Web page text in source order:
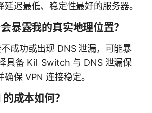
延迟最低、稳定性最好的服务器。
暴露我的真实地理位置？
成功或出现 DNS 泄漏，可能暴
具备 Kill Switch 与 DNS 泄漏保
保 VPN 连接稳定。
成本如何？